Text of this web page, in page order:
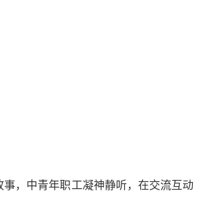
，中青年职工凝神静听，在交流互动